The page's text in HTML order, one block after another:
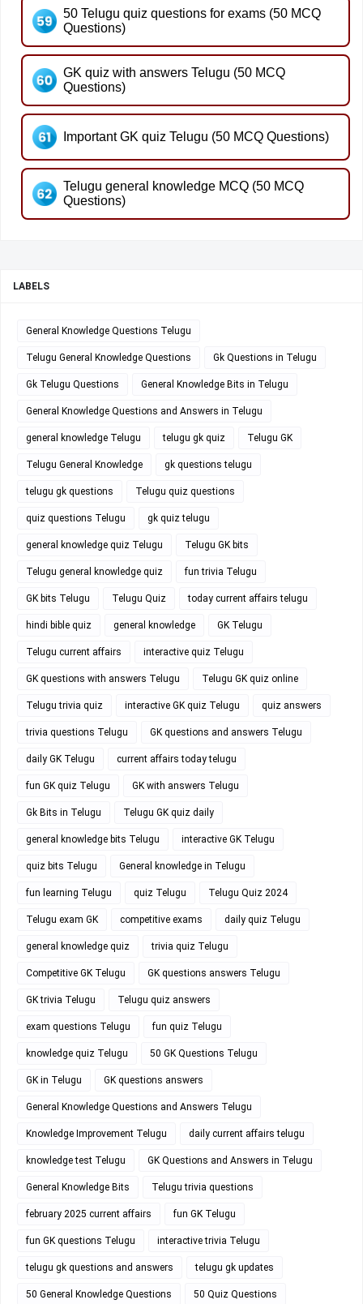
50 Telugu quiz questions for exams (50 MCQ
Questions)
GK quiz with answers Telugu (50 MCQ
Questions)
Important GK quiz Telugu (50 MCQ Questions)
Telugu general knowledge MCQ (50 MCQ
Questions)
LABELS
General Knowledge Questions Telugu
Telugu General Knowledge Questions Gk Questions in Telugu
Gk Telugu Questions General Knowledge Bits in Telugu
General Knowledge Questions and Answers in Telugu
general knowledge Telugu telugu gk quiz Telugu GK
Telugu General Knowledge gk questions telugu
telugu gk questions Telugu quiz questions
quiz questions Telugu gk quiz telugu
general knowledge quiz Telugu Telugu GK bits
Telugu general knowledge quiz fun trivia Telugu
GK bits Telugu Telugu Quiz today current affairs telugu
hindi bible quiz general knowledge GK Telugu
Telugu current affairs interactive quiz Telugu
GK questions with answers Telugu Telugu GK quiz online
Telugu trivia quiz interactive GK quiz Telugu quiz answers
trivia questions Telugu GK questions and answers Telugu
daily GK Telugu current affairs today telugu
fun GK quiz Telugu GK with answers Telugu
Gk Bits in Telugu Telugu GK quiz daily
general knowledge bits Telugu interactive GK Telugu
quiz bits Telugu General knowledge in Telugu
fun learning Telugu quiz Telugu Telugu Quiz 2024
Telugu exam GK competitive exams daily quiz Telugu
general knowledge quiz trivia quiz Telugu
Competitive GK Telugu GK questions answers Telugu
GK trivia Telugu Telugu quiz answers
exam questions Telugu fun quiz Telugu
knowledge quiz Telugu 50 GK Questions Telugu
GK in Telugu GK questions answers
General Knowledge Questions and Answers Telugu
Knowledge Improvement Telugu daily current affairs telugu
knowledge test Telugu GK Questions and Answers in Telugu
General Knowledge Bits Telugu trivia questions
february 2025 current affairs fun GK Telugu
fun GK questions Telugu interactive trivia Telugu
telugu gk questions and answers telugu gk updates
50 General Knowledge Questions 50 Quiz Questions